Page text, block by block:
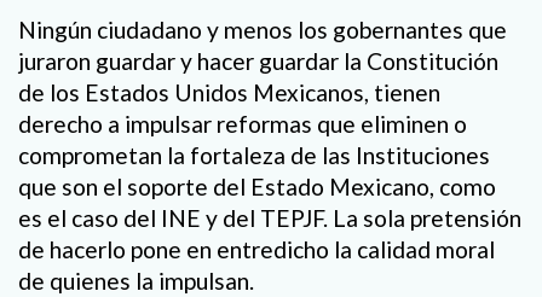
Ningún ciudadano y menos los gobernantes que
juraron guardar y hacer guardar la Constitución
de los Estados Unidos Mexicanos, tienen
derecho a impulsar reformas que eliminen o
comprometan la fortaleza de las Instituciones
que son el soporte del Estado Mexicano, como
es el caso del INE y del TEPJF. La sola pretensión
de hacerlo pone en entredicho la calidad moral
de quienes la impulsan.